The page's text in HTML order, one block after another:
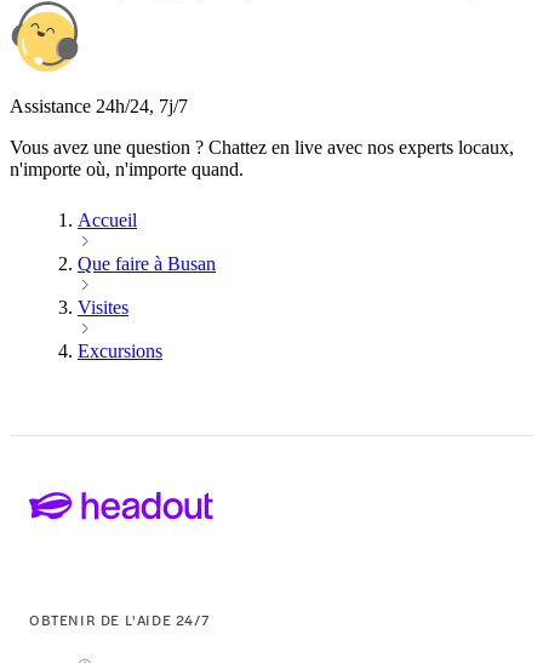
Assistance 24h/24, 7j/7
Vous avez une question ? Chattez en live avec nos experts locaux,
n'importe où, n'importe quand.
Accueil
Que faire à Busan
Visites
Excursions
OBTENIR DE L'AIDE 24/7